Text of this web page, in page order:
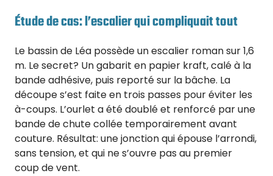
Étude de cas: l’escalier qui compliquait tout
Le bassin de Léa possède un escalier roman sur 1,6
m. Le secret? Un gabarit en papier kraft, calé à la
bande adhésive, puis reporté sur la bâche. La
découpe s’est faite en trois passes pour éviter les
à-coups. L’ourlet a été doublé et renforcé par une
bande de chute collée temporairement avant
couture. Résultat: une jonction qui épouse l’arrondi,
sans tension, et qui ne s’ouvre pas au premier
coup de vent.